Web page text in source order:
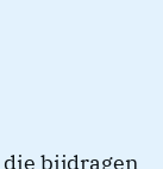
bijdragen